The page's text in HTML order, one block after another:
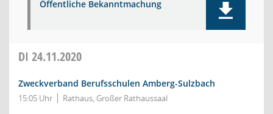
Öffentliche Bekanntmachung
DI 24.11.2020
Zweckverband Berufsschulen Amberg-Sulzbach
15:05 Uhr Rathaus, Großer Rathaussaal